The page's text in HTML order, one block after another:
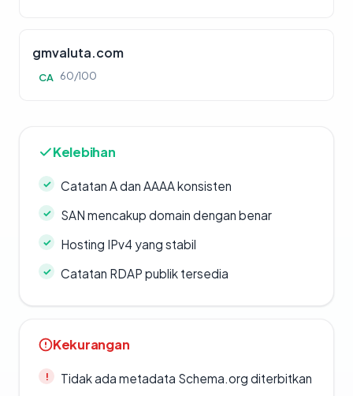
gmvaluta.com
CA 60/100
Kelebihan
Catatan A dan AAAA konsisten
SAN mencakup domain dengan benar
Hosting IPv4 yang stabil
Catatan RDAP publik tersedia
Kekurangan
Tidak ada metadata Schema.org diterbitkan